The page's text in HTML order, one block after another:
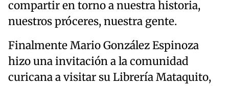
compartir en torno a nuestra historia,
nuestros próceres, nuestra gente.
Finalmente Mario González Espinoza
hizo una invitación a la comunidad
curicana a visitar su Librería Mataquito,